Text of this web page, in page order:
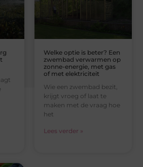
Welke optie is beter? Een
zwembad verwarmen op
zonne-energie, met gas
of met elektriciteit
Wie een zwembad bezit,
krijgt vroeg of laat te
maken met de vraag hoe
het
Lees verder »